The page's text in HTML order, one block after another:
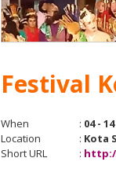
Festival
When : 04 -
Location
: Kota
Short URL
: